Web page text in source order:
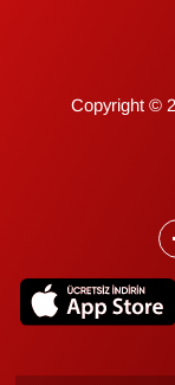
Copyright ©